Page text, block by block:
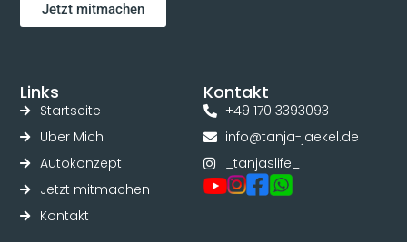
Kontakt
+49 170 3393093
info@tanja-jaekel.de
_tanjaslife_
Links
Startseite
Über Mich
Autokonzept
Jetzt mitmachen
Kontakt
Jetzt mitmachen